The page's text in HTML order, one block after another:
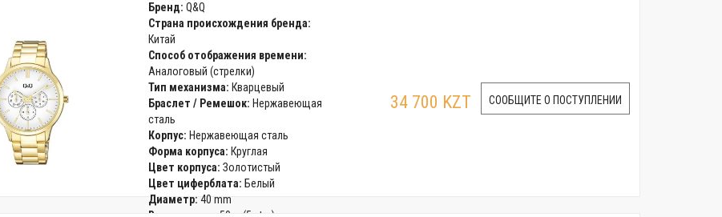
Бренд: Q&Q
Страна происхождения бренда:
Китай
Способ отображения времени:
Аналоговый (стрелки)
Тип механизма: Кварцевый
Браслет / Ремешок: Нержавеющая
сталь
Корпус: Нержавеющая сталь
Форма корпуса: Круглая
Цвет корпуса: Золотистый
Цвет циферблата: Белый
Диаметр: 40 mm
34 700 KZT СООБЩИТЕ О ПОСТУПЛЕНИИ